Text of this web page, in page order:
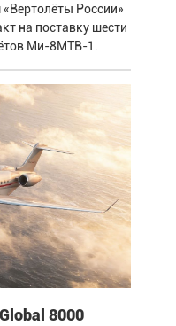
России»
на поставку шести
Ми-8МТВ-1.
8000